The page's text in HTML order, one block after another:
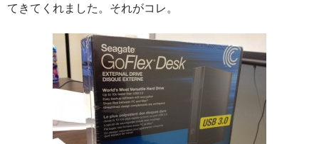
てきてくれました。それがコレ。